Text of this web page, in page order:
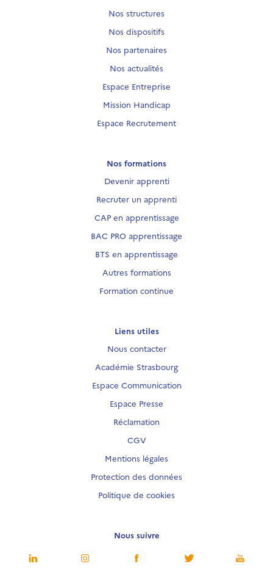
Nos structures
Nos dispositifs
Nos partenaires
Nos actualités
Espace Entreprise
Mission Handicap
Espace Recrutement
Nos formations
Devenir apprenti
Recruter un apprenti
CAP en apprentissage
BAC PRO apprentissage
BTS en apprentissage
Autres formations
Formation continue
Liens utiles
Nous contacter
Académie Strasbourg
Espace Communication
Espace Presse
Réclamation
CGV
Mentions légales
Protection des données
Politique de cookies
Nous suivre